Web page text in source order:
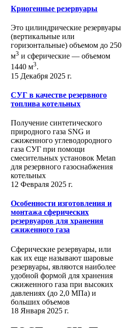
Криогенные резервуары
Это цилиндрические резервуары
(вертикальные или
горизонтальные) объемом до 250
м3 и сферические ― объемом
1440 м3.
15 Декабря 2025 г.
СУГ в качестве резервного
топлива котельных
Получение синтетического
природного газа SNG и
сжиженного углеводородного
газа СУГ при помощи
смесительных установок Metan
для резервного газоснабжения
котельных
12 Февраля 2025 г.
Особенности изготовления и
монтажа сферических
резервуаров для хранения
сжиженного газа
Сферические резервуары, или
как их еще называют шаровые
резервуары, являются наиболее
удобной формой для хранения
сжиженного газа при высоких
давлениях (до 2,0 МПа) и
больших объемов
18 Января 2025 г.